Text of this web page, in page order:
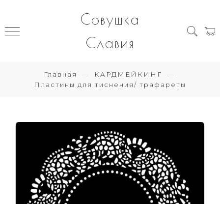
Совушка
Славия
Главная
КАРДМЕЙКИНГ
Пластины для тиснения/ трафареты